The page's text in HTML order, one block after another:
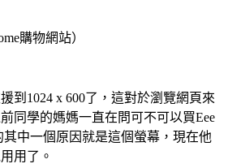
購物網站）
到1024 x 600了，這對於瀏覽網頁來
同學的媽媽一直在問可不可以買Eee
中一個原因就是這個螢幕，現在他
用了。